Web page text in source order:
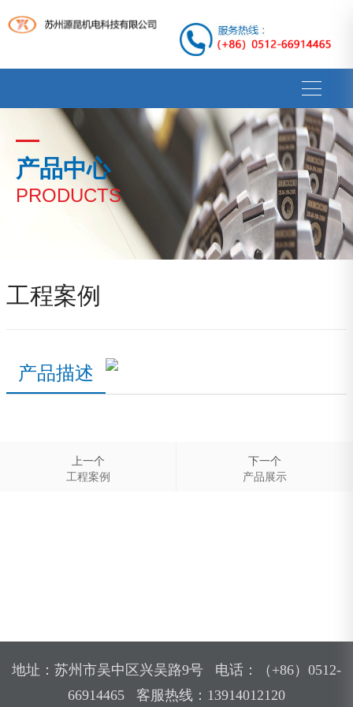
产品中心
PRODUCTS
工程案例
产品描述
上一个
工程案例
下一个
产品展示
地址：苏州市吴中区兴吴路9号 电话：（+86）0512-
66914465 客服热线：13914012120